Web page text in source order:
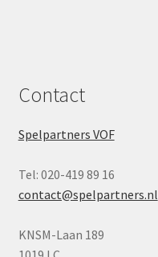
Contact
Spelpartners VOF
Tel: 020-419 89 16
contact@spelpartners.nl
KNSM-Laan 189